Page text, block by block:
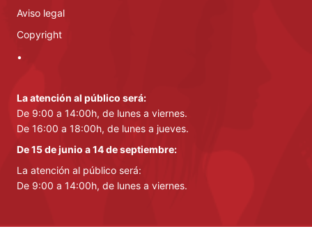
Aviso legal
Copyright
•
La atención al público será:
De 9:00 a 14:00h, de lunes a viernes.
De 16:00 a 18:00h, de lunes a jueves.
De 15 de junio a 14 de septiembre:
La atención al público será:
De 9:00 a 14:00h, de lunes a viernes.